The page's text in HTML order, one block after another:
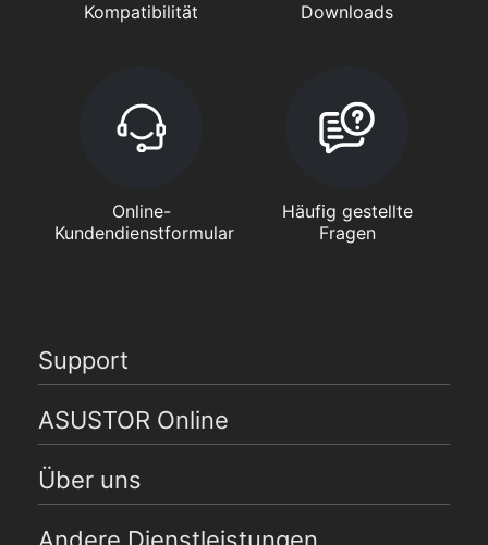
Kompatibilität Downloads
Online-
Kundendienstformular
Häufig gestellte
Fragen
Support
ASUSTOR Online
Über uns